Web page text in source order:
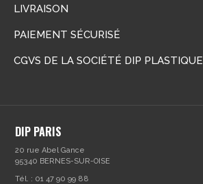
LIVRAISON
PAIEMENT SÉCURISÉ
CGVS DE LA SOCIÉTÉ DIP PLASTIQUE
DIP PARIS
20 rue Abel Gance
95340 BERNES-SUR-OISE
Tél. : 01 47 90 99 88